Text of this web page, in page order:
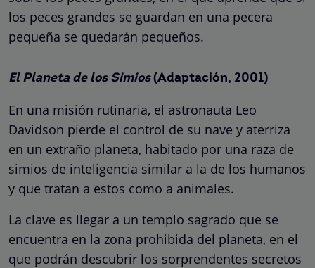
los peces grandes se guardan en una pecera
pequeña se quedarán pequeños.
El Planeta de los Simios(Adaptación, 2001)
En una misión rutinaria, el astronauta Leo
Davidson pierde el control de su nave y aterriza
en un extraño planeta, habitado por una raza de
simios de inteligencia similar a la de los humanos
y que tratan a estos como a animales.
La clave es llegar a un templo sagrado que se
encuentra en la zona prohibida del planeta, en el
que podrán descubrir los sorprendentes secretos